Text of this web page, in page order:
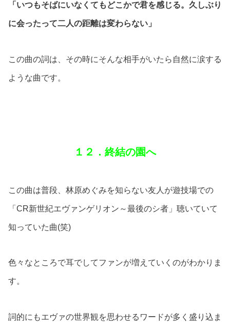
「いつもそばにいなくてもどこかで君を感じる。久しぶり
に会ったって二人の距離は変わらない」
この曲の詞は、その時にそんな相手がいたら自然に涙する
ような曲です。
１２．終結の園へ
この曲は普段、林原めぐみを知らない友人が遊技場での
「CR新世紀エヴァンゲリオン～最後のシ者」聴いていて
知っていた曲(笑)
色々なところで耳でしてファンが増えていくのがわかりま
す。
詞的にもエヴァの世界観を思わせるワードが多く盛り込ま